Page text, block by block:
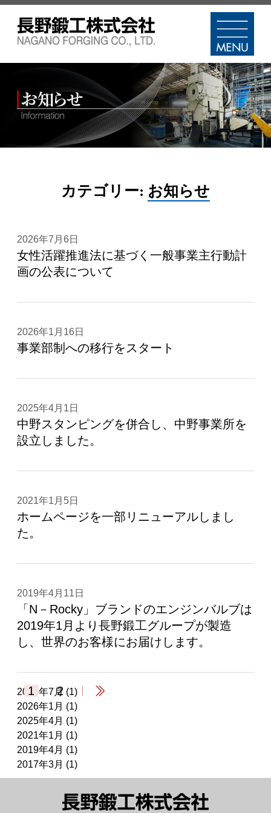
カテゴリー: お知らせ
2026年7月6日
女性活躍推進法に基づく一般事業主行動計
画の公表について
2026年1月16日
事業部制への移行をスタート
2025年4月1日
中野スタンピングを併合し、中野事業所を
設立しました。
2021年1月5日
ホームページを一部リニューアルしまし
た。
2019年4月11日
「N－Rocky」ブランドのエンジンバルブは
2019年1月より長野鍛工グループが製造
し、世界のお客様にお届けします。
1 2
2026年7月 (1)
2026年1月 (1)
2025年4月 (1)
2021年1月 (1)
2019年4月 (1)
2017年3月 (1)